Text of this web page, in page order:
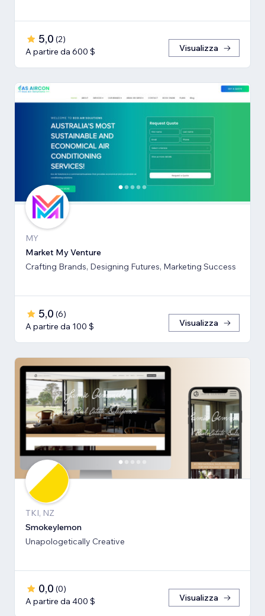
5,0 (2)
A partire da 600 $
Visualizza
MY
Market My Venture
Crafting Brands, Designing Futures, Marketing Success
5,0 (6)
A partire da 100 $
Visualizza
TKI, NZ
Smokeylemon
Unapologetically Creative
0,0 (0)
A partire da 400 $
Visualizza